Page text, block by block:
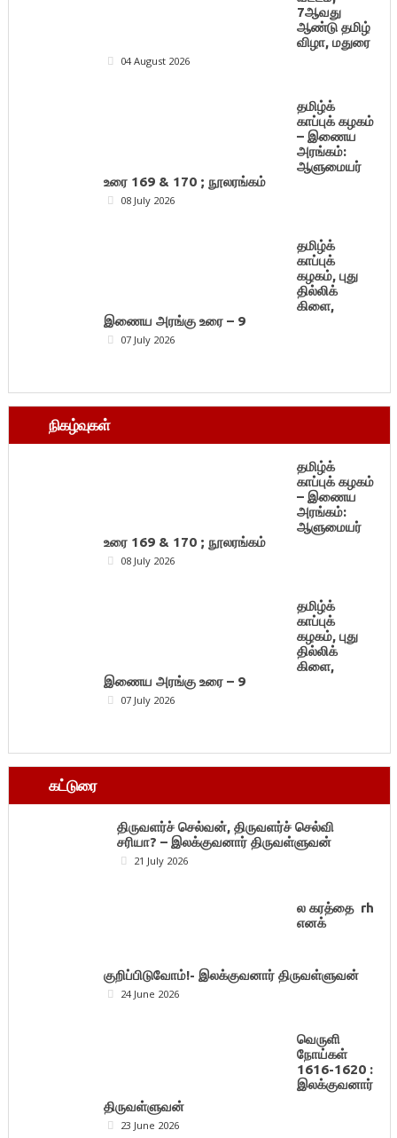
7ஆவது
ஆண்டு தமிழ்
விழா, மதுரை
04 August 2026
தமிழ்க்
காப்புக் கழகம்
– இணைய
அரங்கம்:
ஆளுமையர்
உரை 169 & 170 ; நூலரங்கம்
08 July 2026
தமிழ்க்
காப்புக்
கழகம், புது
தில்லிக்
கிளை,
இணைய அரங்கு உரை – 9
07 July 2026
நிகழ்வுகள்
தமிழ்க்
காப்புக் கழகம்
– இணைய
அரங்கம்:
ஆளுமையர்
உரை 169 & 170 ; நூலரங்கம்
08 July 2026
தமிழ்க்
காப்புக்
கழகம், புது
தில்லிக்
கிளை,
இணைய அரங்கு உரை – 9
07 July 2026
கட்டுரை
திருவளர்ச் செல்வன், திருவளர்ச் செல்வி
சரியா? – இலக்குவனார் திருவள்ளுவன்
21 July 2026
ல கரத்தை rh
எனக்
குறிப்பிடுவோம்!- இலக்குவனார் திருவள்ளுவன்
24 June 2026
வெருளி
நோய்கள்
1616-1620 :
இலக்குவனார்
திருவள்ளுவன்
23 June 2026